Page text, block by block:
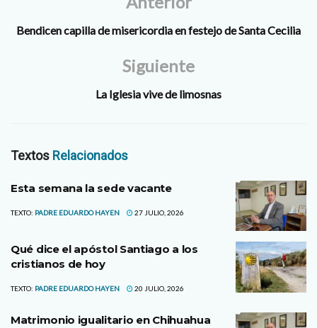
Bendicen capilla de misericordia en festejo de Santa Cecilia
Siguiente
La Iglesia vive de limosnas
Textos Relacionados
Esta semana la sede vacante
TEXTO: PADRE EDUARDO HAYEN 27 JULIO, 2026
Qué dice el apóstol Santiago a los
cristianos de hoy
TEXTO: PADRE EDUARDO HAYEN 20 JULIO, 2026
Matrimonio igualitario en Chihuahua